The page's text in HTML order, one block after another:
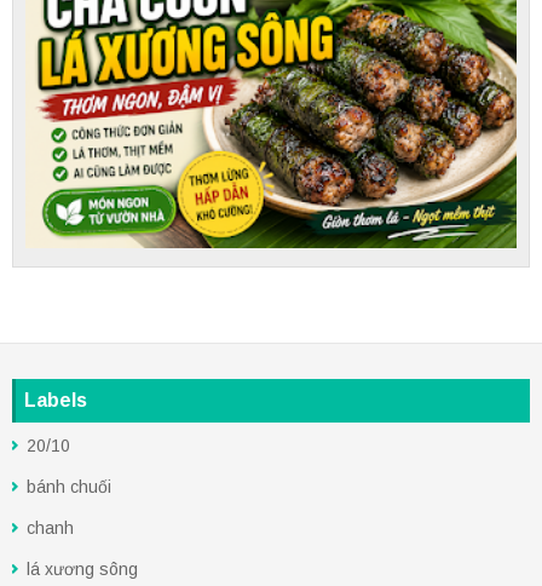
Labels
20/10
bánh chuối
chanh
lá xương sông